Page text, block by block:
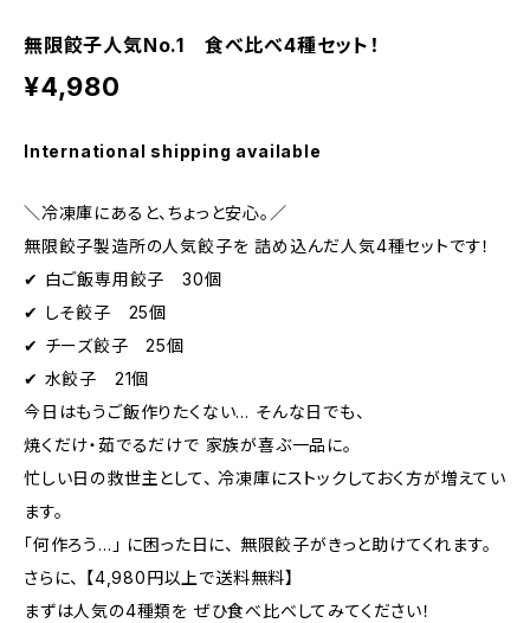
無限餃子人気No.1 食べ比べ4種セット！
¥4,980
International shipping available
＼冷凍庫にあると、ちょっと安心。／
無限餃子製造所の人気餃子を 詰め込んだ人気4種セットです！
✔ 白ご飯専用餃子 30個
✔ しそ餃子 25個
✔ チーズ餃子 25個
✔ 水餃子 21個
今日はもうご飯作りたくない… そんな日でも、
焼くだけ・茹でるだけで 家族が喜ぶ一品に。
忙しい日の救世主として、 冷凍庫にストックしておく方が増えてい
ます。
「何作ろう…」 に困った日に、 無限餃子がきっと助けてくれます。
さらに、 【4,980円以上で送料無料】
まずは人気の4種類を ぜひ食べ比べしてみてください！